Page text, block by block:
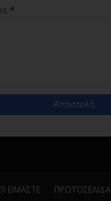
*
ΕΙΜΑΣΤΕ ΠΡΩΤΟΣΕΛΙΔΑ